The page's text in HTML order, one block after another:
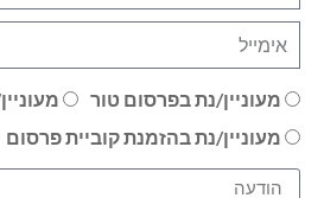
מעוניין/נת בפרסום טור
מעוניין/נת בהזמנת קוביית פרסום